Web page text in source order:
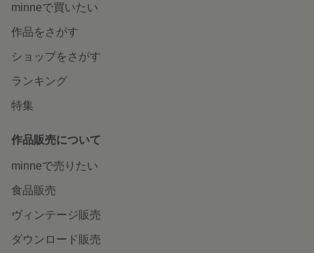
minneで買いたい
作品をさがす
ショップをさがす
ランキング
特集
作品販売について
minneで売りたい
食品販売
ヴィンテージ販売
ダウンロード販売